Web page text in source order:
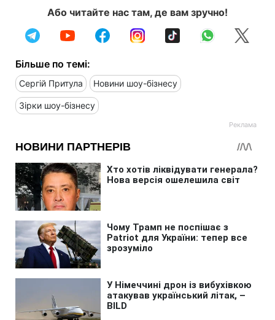
Або читайте нас там, де вам зручно!
Більше по темі:
Сергій Притула Новини шоу-бізнесу
Зірки шоу-бізнесу